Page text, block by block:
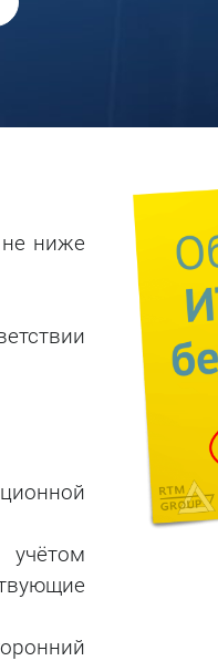
ниже
учётом